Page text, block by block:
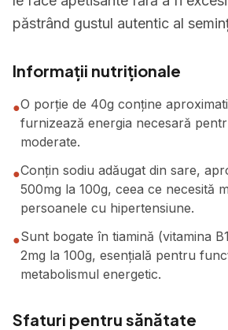
păstrând gustul autentic al
Informații nutriționale
●O porție de 40g conține
furnizează energia necesară
moderate.
●Conțin sodiu adăugat din sare,
500mg la 100g, ceea ce necesită
persoanele cu hipertensiune.
●Sunt bogate în tiamină (vitamina
2mg la 100g, esențială pentru
metabolismul energetic.
Sfaturi pentru sănătate